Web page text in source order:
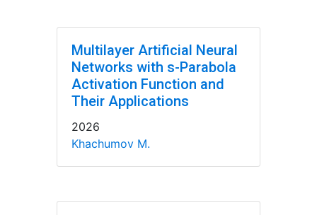
Multilayer Artificial Neural
Networks with s-Parabola
Activation Function and
Their Applications
2026
Khachumov M.